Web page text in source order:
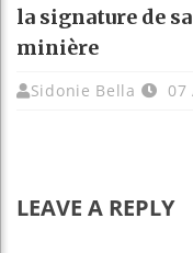
la signature de
minière
Sidonie Bella 07
LEAVE A REPLY